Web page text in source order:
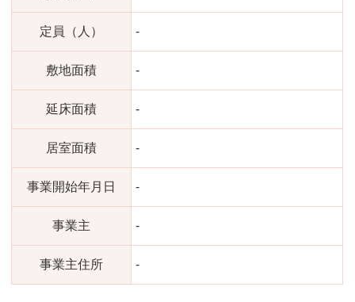
定員（人） -
敷地面積 -
延床面積 -
居室面積 -
事業開始年月日 -
事業主 -
事業主住所 -